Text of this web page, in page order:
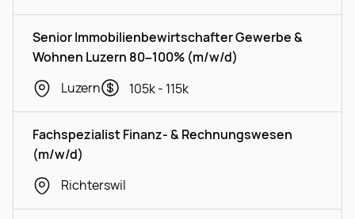
Senior Immobilienbewirtschafter Gewerbe &
Wohnen Luzern 80–100% (m/w/d)
Luzern
105k - 115k
Fachspezialist Finanz- & Rechnungswesen
(m/w/d)
Richterswil